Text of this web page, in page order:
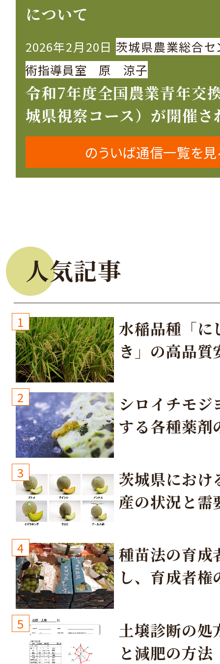
について
2026年2月20日 茨城県農業総合セ
術指導員室 原 涼子
令和7年度全国農業青年交
城県視察コース）が開催さ
のういば通信一覧を
人気記事
1
水稲品種「に
き」の高品質
2
シロイチモジ
する各種薬剤
3
茨城県におけ
産の状況と需
4
種苗法の育成
し、育成者権
しょう！
5
土壌診断の処
と減肥の方法